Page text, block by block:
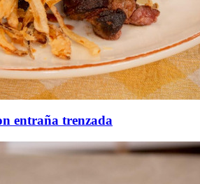
entraña trenzada